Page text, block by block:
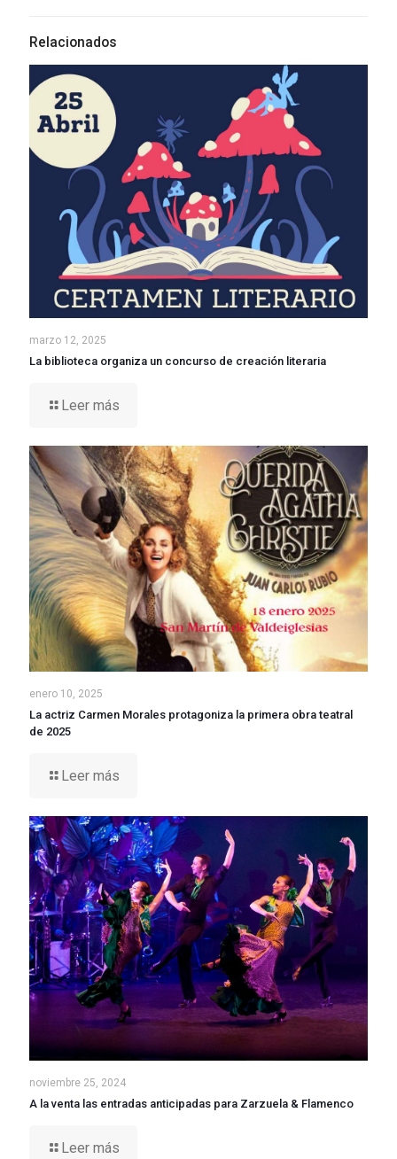
Relacionados
marzo 12, 2025
La biblioteca organiza un concurso de creación literaria
Leer más
enero 10, 2025
La actriz Carmen Morales protagoniza la primera obra teatral
de 2025
Leer más
noviembre 25, 2024
A la venta las entradas anticipadas para Zarzuela & Flamenco
Leer más